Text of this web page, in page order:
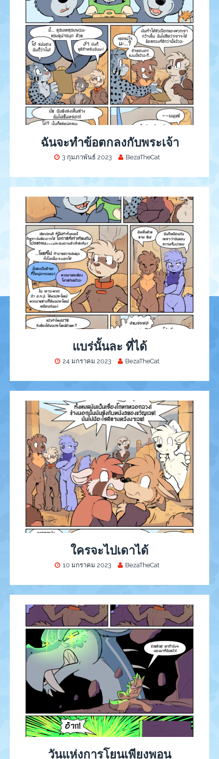
ฉันจะทำข้อตกลงกับพระเจ้า
3 กุมภาพันธ์ 2023 BezaTheCat
แบร่นั้นละ ที่ได้
24 มกราคม 2023 BezaTheCat
ใครจะไปเดาได้
10 มกราคม 2023 BezaTheCat
วันแห่งการโยนเพียงพอน